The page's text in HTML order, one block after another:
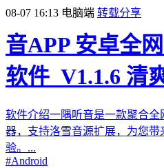
08-07 16:13 电脑端 转载分享
音APP 安卓全
软件_V1.1.6 清
软件介绍一隅听音是一款聚合
器，支持洛雪音源扩展，为您
验。...
#Android